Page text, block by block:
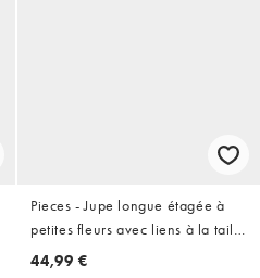
Pieces - Jupe longue étagée à
petites fleurs avec liens à la taille
- Bleu et blanc
44,99 €